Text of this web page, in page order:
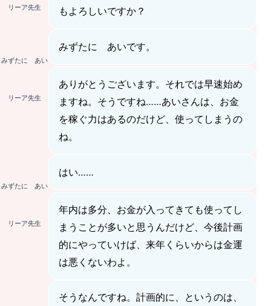
リーア先生
もよろしいですか？
みずたに あい
みずたに あいです。
リーア先生
ありがとうございます。それでは早速始め
ますね。そうですね……あいさんは、お金
を稼ぐ力はあるのだけど、使ってしまうの
ね。
みずたに あい
はい……
リーア先生
年内は多分、お金が入ってきても使ってし
まうことが多いと思うんだけど、今後計画
的にやっていけば、来年くらいからは金運
は悪くないわよ。
そうなんですね。計画的に、というのは、